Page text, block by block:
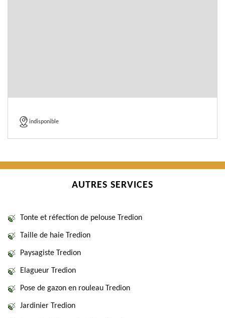
indisponible
AUTRES SERVICES
Tonte et réfection de pelouse Tredion
Taille de haie Tredion
Paysagiste Tredion
Elagueur Tredion
Pose de gazon en rouleau Tredion
Jardinier Tredion